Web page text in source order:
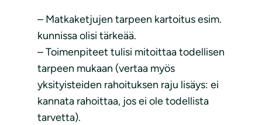
– Matkaketjujen tarpeen kartoitus esim.
kunnissa olisi tärkeää.
– Toimenpiteet tulisi mitoittaa todellisen
tarpeen mukaan (vertaa myös
yksityisteiden rahoituksen raju lisäys: ei
kannata rahoittaa, jos ei ole todellista
tarvetta).